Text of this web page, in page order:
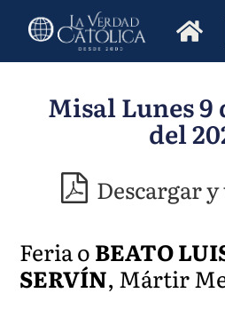
Misal Lunes 9
del
Descargar
Feria oBEATO
SERVÍN, Mártir